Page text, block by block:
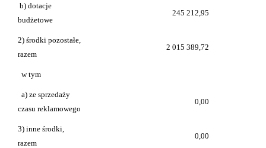
b) dotacje
budżetowe
245 212,95
2) środki pozostałe,
razem
2 015 389,72
w tym
a) ze sprzedaży
czasu reklamowego
0,00
3) inne środki,
razem
0,00